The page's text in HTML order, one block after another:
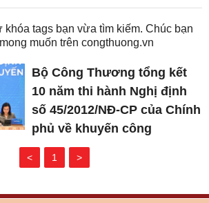
khóa tags bạn vừa tìm kiếm. Chúc bạn
muốn trên congthuong.vn
Bộ Công Thương tổng kết
10 năm thi hành Nghị định
số 45/2012/NĐ-CP của Chính
phủ về khuyến công
< 1 >